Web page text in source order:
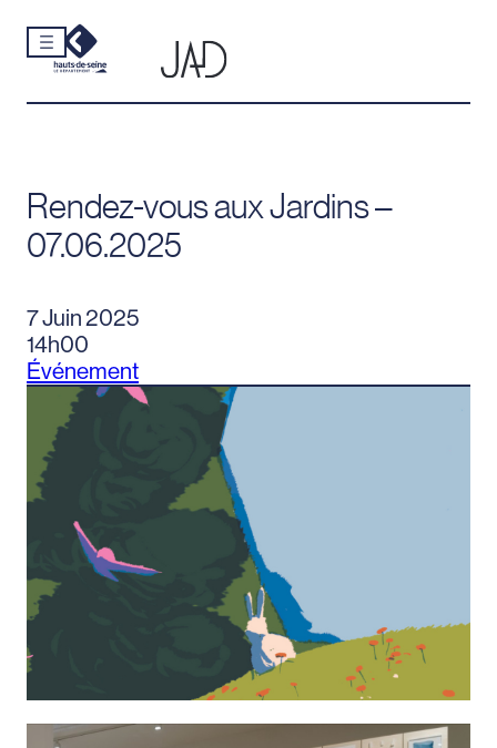
Aller
contenu
Rendez-vous aux Jardins –
07.06.2025
7 Juin 2025
14h00
Événement